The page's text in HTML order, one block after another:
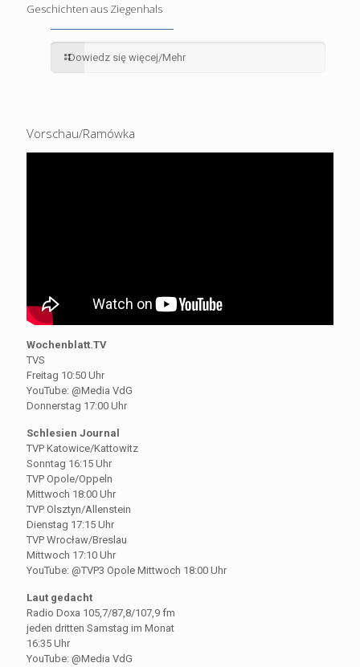
Geschichten aus Ziegenhals
Dowiedz się więcej/Mehr
Vorschau/Ramówka
Wochenblatt.TV
TVS
Freitag 10:50 Uhr
YouTube: @Media VdG
Donnerstag 17:00 Uhr
Schlesien Journal
TVP Katowice/Kattowitz
Sonntag 16:15 Uhr
TVP Opole/Oppeln
Mittwoch 18:00 Uhr
TVP Olsztyn/Allenstein
Dienstag 17:15 Uhr
TVP Wrocław/Breslau
Mittwoch 17:10 Uhr
YouTube: @TVP3 Opole Mittwoch 18:00 Uhr
Laut gedacht
Radio Doxa 105,7/87,8/107,9 fm
jeden dritten Samstag im Monat
16:35 Uhr
YouTube: @Media VdG